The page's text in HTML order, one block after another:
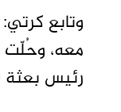
وتابع
معه، وحُلّت
رئيس بعثة